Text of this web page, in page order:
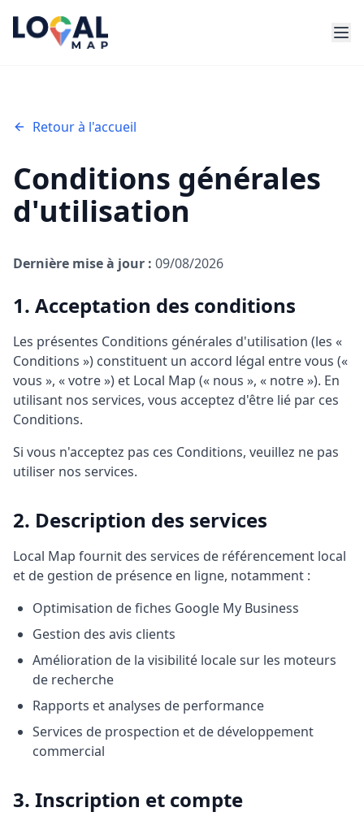
Retour à l'accueil
Conditions générales
d'utilisation
Dernière mise à jour : 09/08/2026
1. Acceptation des conditions
Les présentes Conditions générales d'utilisation (les «
Conditions ») constituent un accord légal entre vous («
vous », « votre ») et Local Map (« nous », « notre »). En
utilisant nos services, vous acceptez d'être lié par ces
Conditions.
Si vous n'acceptez pas ces Conditions, veuillez ne pas
utiliser nos services.
2. Description des services
Local Map fournit des services de référencement local
et de gestion de présence en ligne, notamment :
Optimisation de fiches Google My Business
Gestion des avis clients
Amélioration de la visibilité locale sur les moteurs
de recherche
Rapports et analyses de performance
Services de prospection et de développement
commercial
3. Inscription et compte